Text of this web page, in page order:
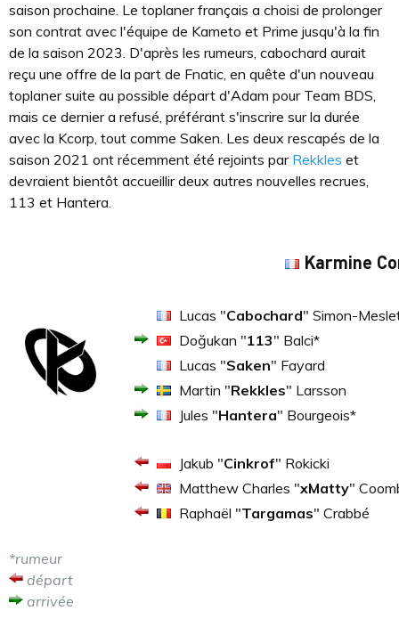
saison prochaine. Le toplaner français a choisi de prolonger
son contrat avec l'équipe de Kameto et Prime jusqu'à la fin
de la saison 2023. D'après les rumeurs, cabochard aurait
reçu une offre de la part de Fnatic, en quête d'un nouveau
toplaner suite au possible départ d'Adam pour Team BDS,
mais ce dernier a refusé, préférant s'inscrire sur la durée
avec la Kcorp, tout comme Saken. Les deux rescapés de la
saison 2021 ont récemment été rejoints par Rekkles et
devraient bientôt accueillir deux autres nouvelles recrues,
113 et Hantera.
Karmine
Lucas "Cabochard" Simon-
Doğukan "113" Balci*
Lucas "Saken" Fayard
Martin "Rekkles" Larsson
Jules "Hantera" Bourgeois*
Jakub "Cinkrof" Rokicki
Matthew Charles "xMatty"
Raphaël "Targamas" Crabbé
*rumeur
départ
arrivée